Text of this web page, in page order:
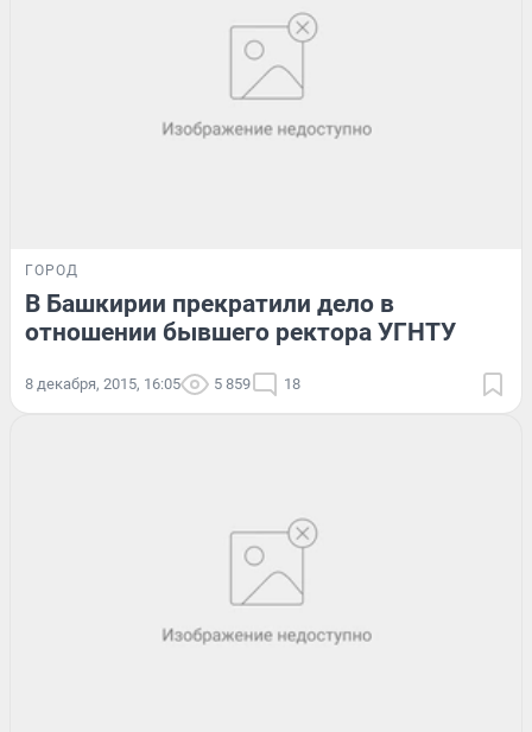
ГОРОД
В Башкирии прекратили дело в
отношении бывшего ректора УГНТУ
8 декабря, 2015, 16:05 5 859 18